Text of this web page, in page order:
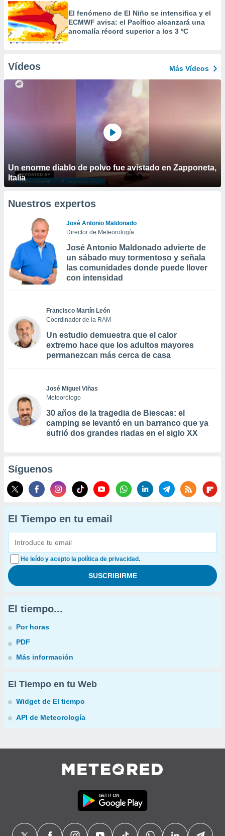
El fenómeno de El Niño se intensifica y el
ECMWF avisa: el Pacífico alcanzará una
anomalía récord superior a los 3 ºC
Vídeos Más Vídeos
Un enorme diablo de polvo fue avistado en Zapponeta,
Italia
Nuestros expertos
José Antonio Maldonado
Director de Meteorología
José Antonio Maldonado advierte de
un sábado muy tormentoso y señala
las comunidades donde puede llover
con intensidad
Francisco Martín León
Coordinador de la RAM
Un estudio demuestra que el calor
extremo hace que los adultos mayores
permanezcan más cerca de casa
José Miguel Viñas
Meteorólogo
30 años de la tragedia de Biescas: el
camping se levantó en un barranco que ya
sufrió dos grandes riadas en el siglo XX
Síguenos
El Tiempo en tu email
He leído y acepto la política de privacidad.
El tiempo...
Por horas
PDF
Más información
El Tiempo en tu Web
Widget de El tiempo
API de Meteorología